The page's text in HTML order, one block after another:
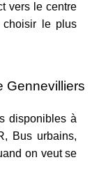
vers le centre
choisir le plus
Gennevilliers
disponibles à
Bus urbains,
on veut se